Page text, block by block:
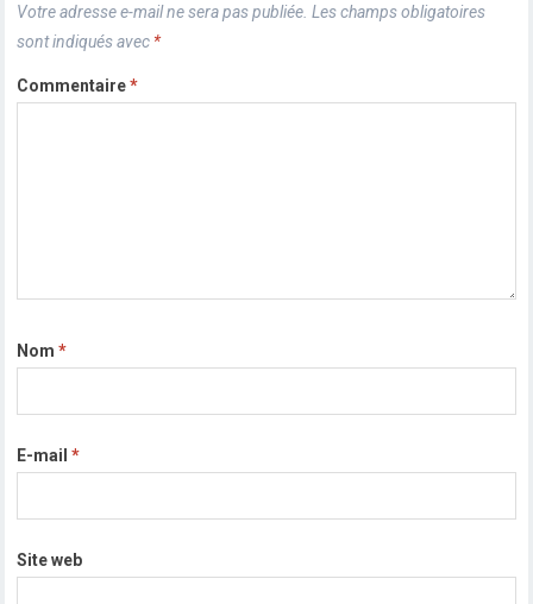
Votre adresse e-mail ne sera pas publiée. Les champs obligatoires
sont indiqués avec *
Commentaire*
Nom*
E-mail*
Site web